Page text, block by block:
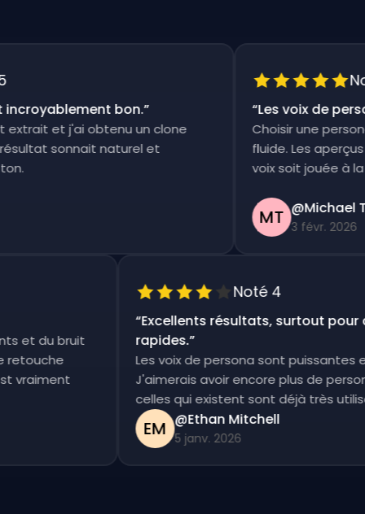
bon.”
et j'ai obtenu un clone
sonnait naturel et
Les voix de
Choisir une persona
fluide. Les aperçus
voix soit jouée à la
MT @Michael
3 févr. 2026
et du bruit
retouche
vraiment
Noté 4
“Excellents résultats, surtout
rapides.
Les voix de persona sont
J'aimerais avoir encore plus de
celles qui existent sont déjà très
EM @Ethan Mitchell
5 janv. 2026